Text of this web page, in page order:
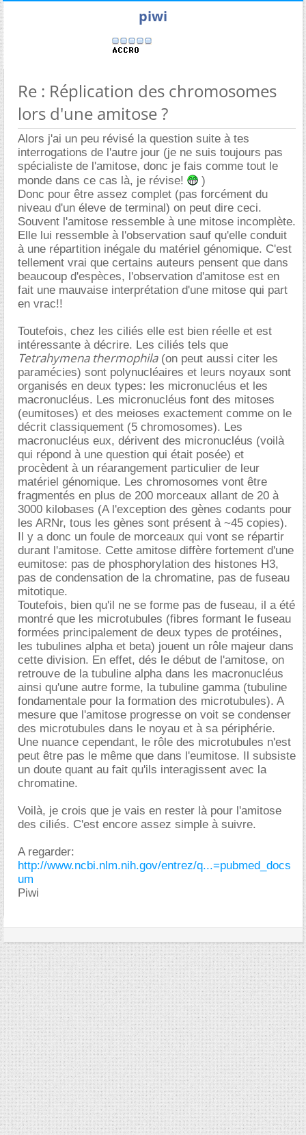
piwi
Re : Réplication des chromosomes
lors d'une amitose ?
Alors j'ai un peu révisé la question suite à tes
interrogations de l'autre jour (je ne suis toujours pas
spécialiste de l'amitose, donc je fais comme tout le
monde dans ce cas là, je révise!
)
Donc pour être assez complet (pas forcément du
niveau d'un éleve de terminal) on peut dire ceci.
Souvent l'amitose ressemble à une mitose incomplète.
Elle lui ressemble à l'observation sauf qu'elle conduit
à une répartition inégale du matériel génomique. C'est
tellement vrai que certains auteurs pensent que dans
beaucoup d'espèces, l'observation d'amitose est en
fait une mauvaise interprétation d'une mitose qui part
en vrac!!
Toutefois, chez les ciliés elle est bien réelle et est
intéressante à décrire. Les ciliés tels que
Tetrahymena thermophila(on peut aussi citer les
paramécies) sont polynucléaires et leurs noyaux sont
organisés en deux types: les micronucléus et les
macronucléus. Les micronucléus font des mitoses
(eumitoses) et des meioses exactement comme on le
décrit classiquement (5 chromosomes). Les
macronucléus eux, dérivent des micronucléus (voilà
qui répond à une question qui était posée) et
procèdent à un réarangement particulier de leur
matériel génomique. Les chromosomes vont être
fragmentés en plus de 200 morceaux allant de 20 à
3000 kilobases (A l'exception des gènes codants pour
les ARNr, tous les gènes sont présent à ~45 copies).
Il y a donc un foule de morceaux qui vont se répartir
durant l'amitose. Cette amitose diffère fortement d'une
eumitose: pas de phosphorylation des histones H3,
pas de condensation de la chromatine, pas de fuseau
mitotique.
Toutefois, bien qu'il ne se forme pas de fuseau, il a été
montré que les microtubules (fibres formant le fuseau
formées principalement de deux types de protéines,
les tubulines alpha et beta) jouent un rôle majeur dans
cette division. En effet, dés le début de l'amitose, on
retrouve de la tubuline alpha dans les macronucléus
ainsi qu'une autre forme, la tubuline gamma (tubuline
fondamentale pour la formation des microtubules). A
mesure que l'amitose progresse on voit se condenser
des microtubules dans le noyau et à sa périphérie.
Une nuance cependant, le rôle des microtubules n'est
peut être pas le même que dans l'eumitose. Il subsiste
un doute quant au fait qu'ils interagissent avec la
chromatine.
Voilà, je crois que je vais en rester là pour l'amitose
des ciliés. C'est encore assez simple à suivre.
A regarder:
http://www.ncbi.nlm.nih.gov/entrez/q...=pubmed_docs
um
Piwi